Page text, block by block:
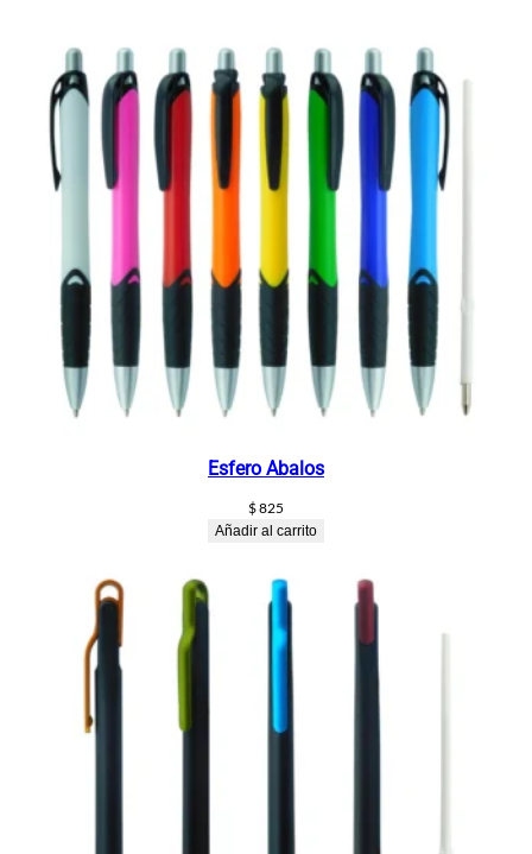
Esfero Abalos
$825
Añadir al carrito